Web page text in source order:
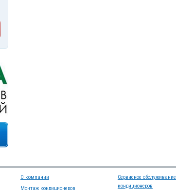
О компании
Монтаж кондиционеров
Сервисное обслуживание
кондиционеров